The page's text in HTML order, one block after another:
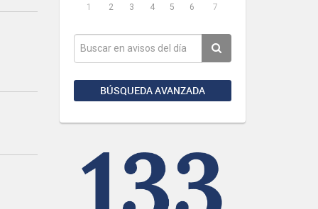
1
2 3 4 5 6 7
BÚSQUEDA AVANZADA